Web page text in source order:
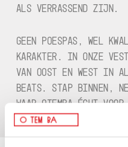
ALS VERRASSEND ZIJN.
GEEN POESPAS, WEL
KARAKTER. IN ONZE
VAN OOST EN WEST IN
BEATS. STAP BINNEN,
WAAR OTEMBA ÉCHT